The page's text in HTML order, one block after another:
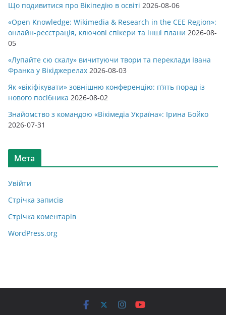
Що подивитися про Вікіпедію в освіті 2026-08-06
«Open Knowledge: Wikimedia & Research in the CEE Region»:
онлайн-реєстрація, ключові спікери та інші плани 2026-08-
05
«Лупайте сю скалу» вичитуючи твори та переклади Івана
Франка у Вікіджерелах 2026-08-03
Як «вікіфікувати» зовнішню конференцію: п’ять порад із
нового посібника 2026-08-02
Знайомство з командою «Вікімедіа Україна»: Ірина Бойко
2026-07-31
Мета
Увійти
Стрічка записів
Стрічка коментарів
WordPress.org